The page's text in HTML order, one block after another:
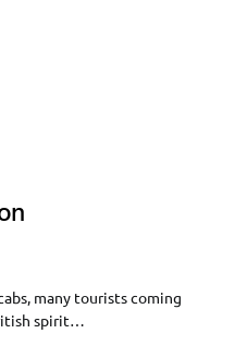
many tourists coming
spirit…